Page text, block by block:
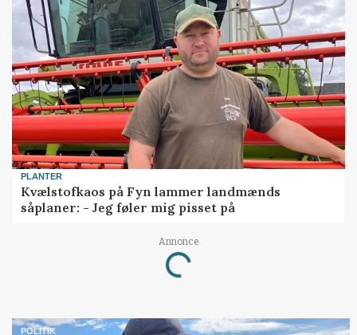
PLANTER
Kvælstofkaos på Fyn lammer landmænds
såplaner: - Jeg føler mig pisset på
Annonce
Loading...
POLITIK